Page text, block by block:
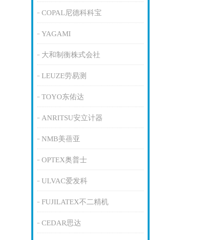
COPAL尼德科科宝
YAGAMI
大和制衡株式会社
LEUZE劳易测
TOYO东佑达
ANRITSU安立计器
NMB美蓓亚
OPTEX奥普士
ULVAC爱发科
FUJILATEX不二精机
CEDAR思达